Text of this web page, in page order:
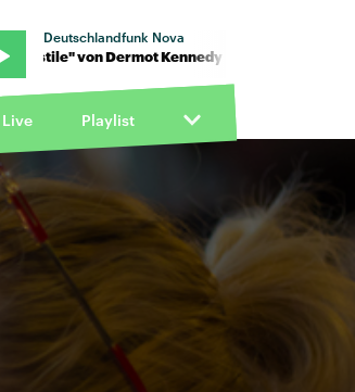
Deutschlandfunk Nova
Dermot Kennedy · "Turnstile" von Dermot
Live Playlist